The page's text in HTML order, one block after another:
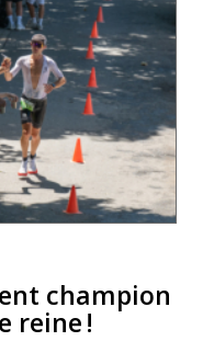
champion
reine !